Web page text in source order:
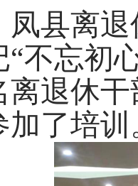
凤县离
“不忘初
离退休
加了培训